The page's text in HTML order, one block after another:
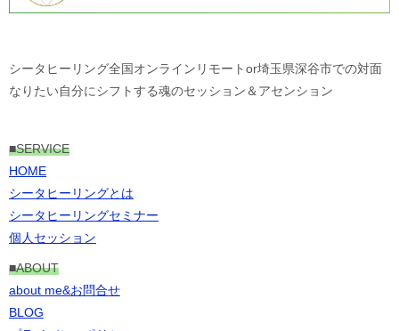
シータヒーリング全国オンラインリモートor埼玉県深谷市での対面
なりたい自分にシフトする魂のセッション＆アセンション
■SERVICE
HOME
シータヒーリングとは
シータヒーリングセミナー
個人セッション
■ABOUT
about me&お問合せ
BLOG